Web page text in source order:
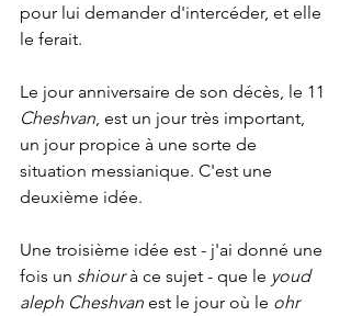
pour lui demander d'intercéder, et elle
le ferait.
Le jour anniversaire de son décès, le 11
Cheshvan , est un jour très important,
un jour propice à une sorte de
situation messianique. C'est une
deuxième idée.
Une troisième idée est - j'ai donné une
fois un shiour à ce sujet - que le youd
aleph Cheshvan est le jour où le ohr